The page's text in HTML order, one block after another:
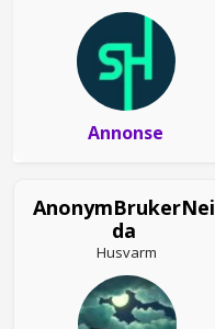
Annonse
AnonymBrukerNei
da
Husvarm